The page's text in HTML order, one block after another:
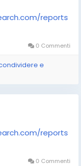
reports
0 Commenti
e
reports
0 Commenti